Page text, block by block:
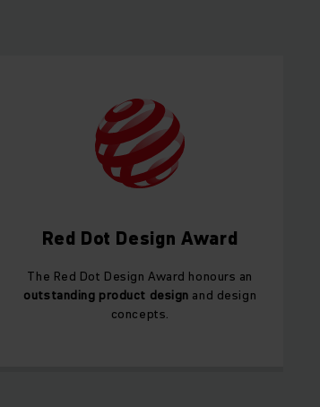
Red Dot Design Award
The Red Dot Design Award honours an
outstanding product design and design
concepts.